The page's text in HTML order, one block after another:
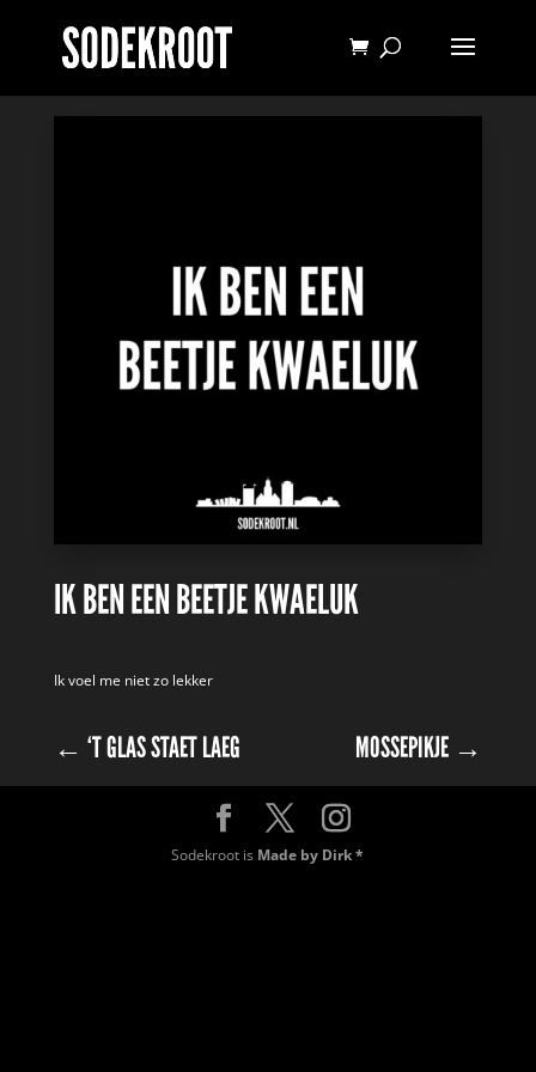
IK BEN EEN BEETJE KWAELUK
Ik voel me niet zo lekker
← ‘T GLAS STAET LAEG MOSSEPIKJE →
Sodekroot is Made by Dirk *